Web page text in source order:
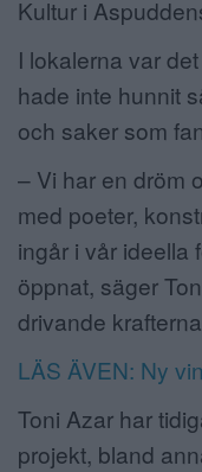
MER
Kultur i
I lokalerna var
hade inte hunnit
och saker som
– Vi har en dröm
med poeter,
ingår i vår ideella
öppnat, säger
drivande
LÄS ÄVEN: Ny
Toni Azar har
projekt, bland